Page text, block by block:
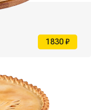
1830 ₽